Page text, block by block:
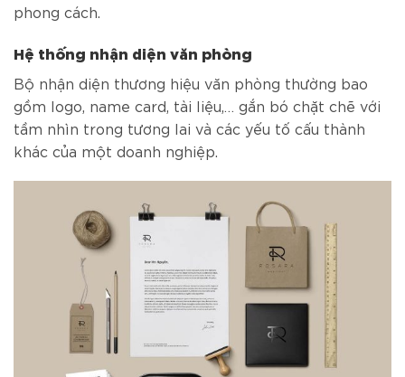
phong cách.
Hệ thống nhận diện văn phòng
Bộ nhận diện thương hiệu văn phòng thường bao
gồm logo, name card, tài liệu,… gắn bó chặt chẽ với
tầm nhìn trong tương lai và các yếu tố cấu thành
khác của một doanh nghiệp.